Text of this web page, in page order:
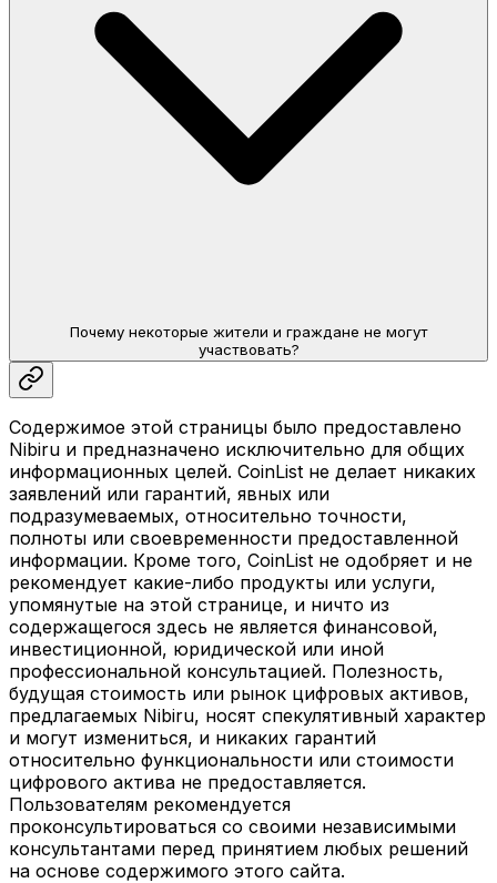
Почему некоторые жители и граждане не могут
участвовать?
Содержимое этой страницы было предоставлено
Nibiru и предназначено исключительно для общих
информационных целей. CoinList не делает никаких
заявлений или гарантий, явных или
подразумеваемых, относительно точности,
полноты или своевременности предоставленной
информации. Кроме того, CoinList не одобряет и не
рекомендует какие-либо продукты или услуги,
упомянутые на этой странице, и ничто из
содержащегося здесь не является финансовой,
инвестиционной, юридической или иной
профессиональной консультацией. Полезность,
будущая стоимость или рынок цифровых активов,
предлагаемых Nibiru, носят спекулятивный характер
и могут измениться, и никаких гарантий
относительно функциональности или стоимости
цифрового актива не предоставляется.
Пользователям рекомендуется
проконсультироваться со своими независимыми
консультантами перед принятием любых решений
на основе содержимого этого сайта.